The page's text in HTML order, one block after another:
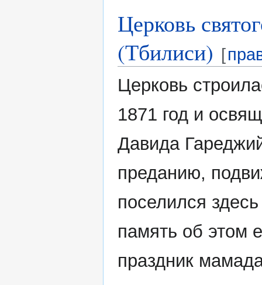
Церковь
(Тбилиси) [
Церковь
1871 год и
Давида
преданию,
поселился
память об этом
праздник